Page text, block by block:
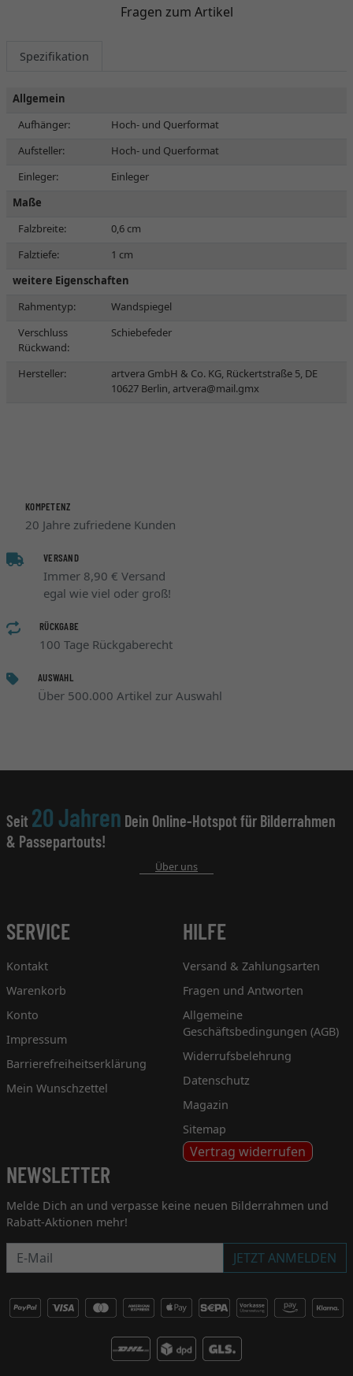
Fragen zum Artikel
Spezifikation
Allgemein
Aufhänger:
Hoch- und Querformat
Aufsteller:
Hoch- und Querformat
Einleger:
Einleger
Maße
Falzbreite:
0,6 cm
Falztiefe:
1 cm
weitere Eigenschaften
Rahmentyp:
Wandspiegel
Verschluss
Rückwand:
Schiebefeder
Hersteller:
artvera GmbH & Co. KG, Rückertstraße 5, DE
10627 Berlin,artvera@mail.gmx
KOMPETENZ
20 Jahre zufriedene Kunden
VERSAND
Immer 8,90 € Versand
egal wie viel oder groß!
RÜCKGABE
100 Tage Rückgaberecht
AUSWAHL
Über 500.000 Artikel zur Auswahl
Seit 20 Jahren Dein Online-Hotspot für Bilderrahmen
& Passepartouts!
Über uns
SERVICE
Kontakt
Warenkorb
Konto
Impressum
Barrierefreiheitserklärung
Mein Wunschzettel
HILFE
Versand & Zahlungsarten
Fragen und Antworten
Allgemeine
Geschäftsbedingungen (AGB)
Widerrufsbelehrung
Datenschutz
Magazin
Sitemap
Vertrag widerrufen
NEWSLETTER
Melde Dich an und verpasse keine neuen Bilderrahmen und
Rabatt-Aktionen mehr!
Newsletter
JETZT ANMELDEN